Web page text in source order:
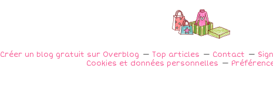
Créer un blog gratuit sur Overblog Top articles Contact
Cookies et données personnelles